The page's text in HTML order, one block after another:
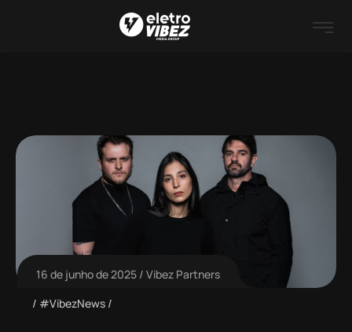
16 de junho de 2025
Vibez Partners
#VibezNews